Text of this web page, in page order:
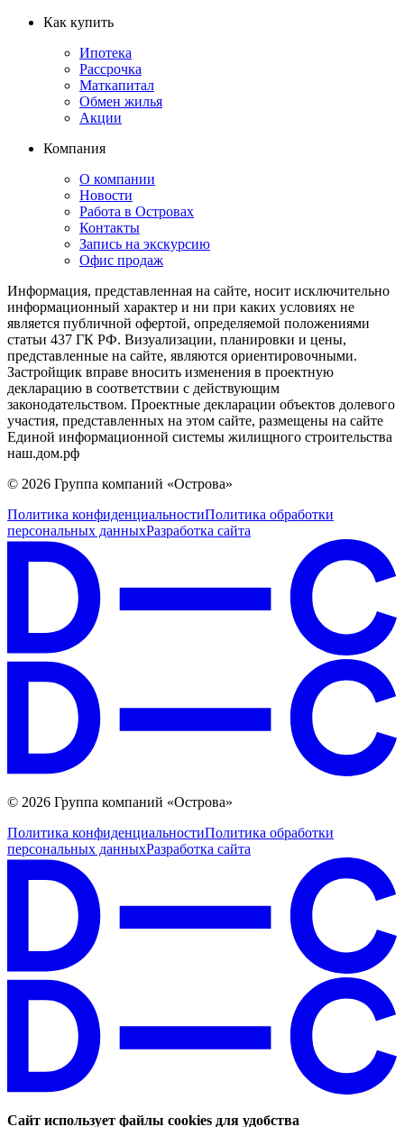
Как купить
Ипотека
Рассрочка
Маткапитал
Обмен жилья
Акции
Компания
О компании
Новости
Работа в Островах
Контакты
Запись на экскурсию
Офис продаж
Информация, представленная на сайте, носит исключительно
информационный характер и ни при каких условиях не
является публичной офертой, определяемой положениями
статьи 437 ГК РФ. Визуализации, планировки и цены,
представленные на сайте, являются ориентировочными.
Застройщик вправе вносить изменения в проектную
декларацию в соответствии с действующим
законодательством. Проектные декларации объектов долевого
участия, представленных на этом сайте, размещены на сайте
Единой информационной системы жилищного строительства
наш.дом.рф
© 2026 Группа компаний «Острова»
Политика конфиденциальностиПолитика обработки
персональных данныхРазработка сайта
© 2026 Группа компаний «Острова»
Политика конфиденциальностиПолитика обработки
персональных данныхРазработка сайта
Сайт использует файлы cookies для удобства